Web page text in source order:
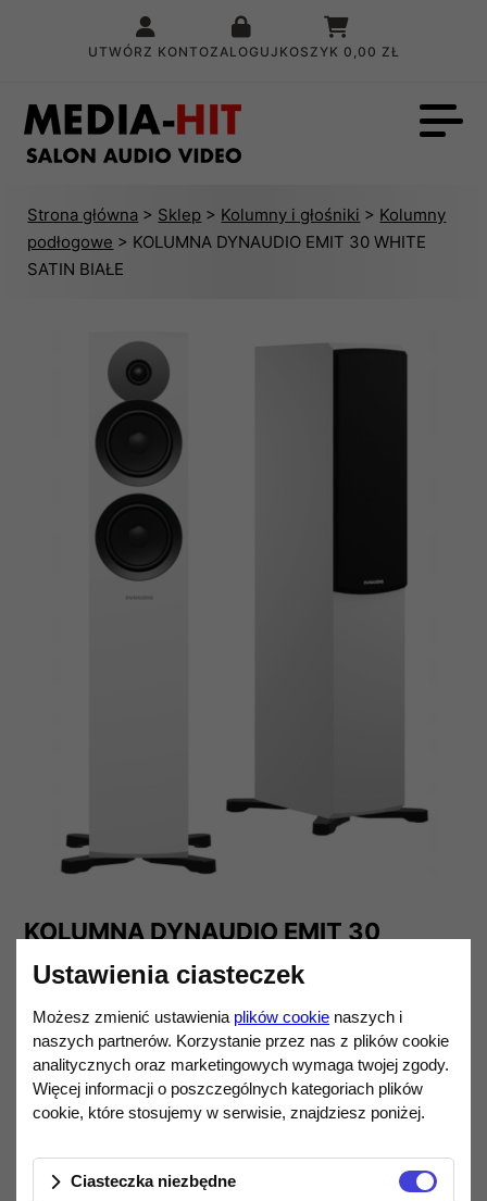
UTWÓRZ KONTOZALOGUJ KOSZYK 0,00 ZŁ
Strona główna > Sklep > Kolumny i głośniki > Kolumny
podłogowe > KOLUMNA DYNAUDIO EMIT 30 WHITE
SATIN BIAŁE
KOLUMNA DYNAUDIO EMIT 30
WHITE SATIN BIAŁE
6990,00 zł
Darmowa dostawa od 1 200,00 zł.
DYNAUDIO
Ustawienia ciasteczek
Możesz zmienić ustawienia plików cookie naszych i
naszych partnerów. Korzystanie przez nas z plików cookie
analitycznych oraz marketingowych wymaga twojej zgody.
Więcej informacji o poszczególnych kategoriach plików
cookie, które stosujemy w serwisie, znajdziesz poniżej.
Ciasteczka niezbędne